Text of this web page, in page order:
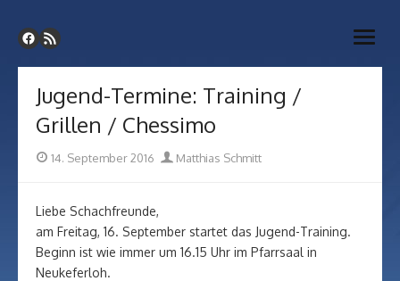
to
content
SC Vaterstetten-Grasbrunn
Webseite unseres Schachvereins
open
Jugend-Termine: Training /
Grillen / Chessimo
Posted
14. September 2016 Author
Matthias Schmitt
Liebe Schachfreunde,
am Freitag, 16. September startet das Jugend-Training.
Beginn ist wie immer um 16.15 Uhr im Pfarrsaal in
Neukeferloh.